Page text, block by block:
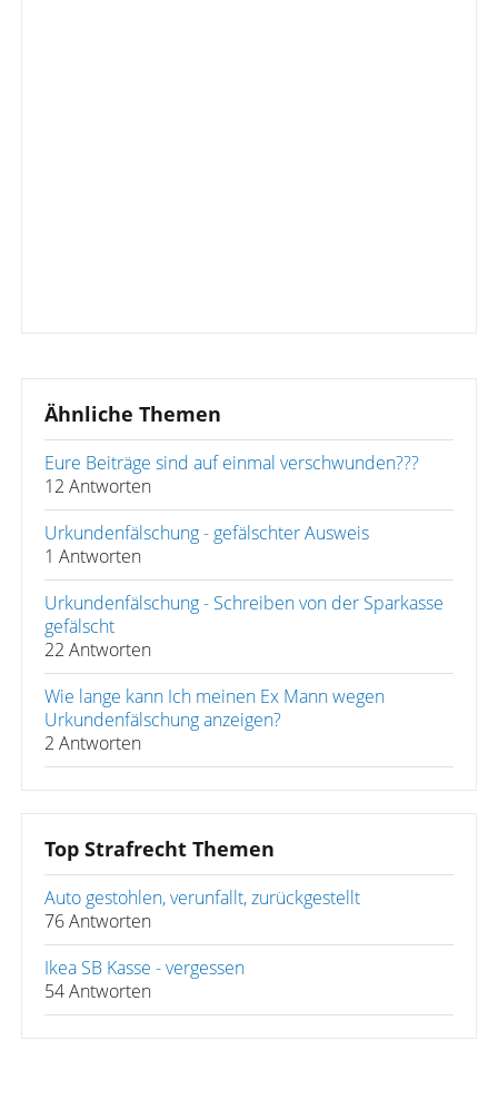
Ähnliche Themen
Eure Beiträge sind auf einmal verschwunden???
12 Antworten
Urkundenfälschung - gefälschter Ausweis
1 Antworten
Urkundenfälschung - Schreiben von der Sparkasse
gefälscht
22 Antworten
Wie lange kann Ich meinen Ex Mann wegen
Urkundenfälschung anzeigen?
2 Antworten
Top Strafrecht Themen
Auto gestohlen, verunfallt, zurückgestellt
76 Antworten
Ikea SB Kasse - vergessen
54 Antworten